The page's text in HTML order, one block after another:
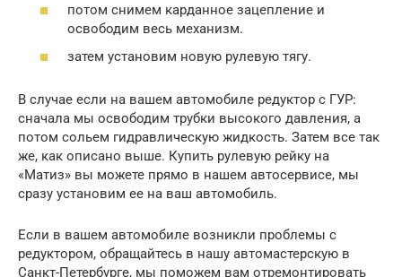
потом снимем карданное зацепление и
освободим весь механизм.
затем установим новую рулевую тягу.
В случае если на вашем автомобиле редуктор с ГУР:
сначала мы освободим трубки высокого давления, а
потом сольем гидравлическую жидкость. Затем все так
же, как описано выше. Купить рулевую рейку на
«Матиз» вы можете прямо в нашем автосервисе, мы
сразу установим ее на ваш автомобиль.
Если в вашем автомобиле возникли проблемы с
редуктором, обращайтесь в нашу автомастерскую в
Санкт-Петербурге, мы поможем вам отремонтировать